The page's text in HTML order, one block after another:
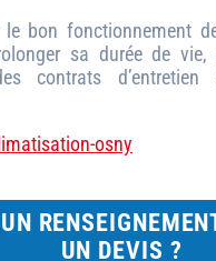
le bon fonctionnement
sa durée de vie,
contrats
osny
UN
UN DEVIS ?